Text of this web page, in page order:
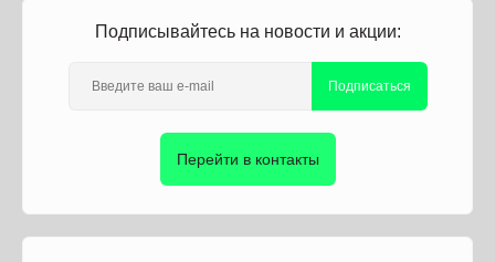
Подписывайтесь на новости и акции:
Подписаться
Перейти в контакты